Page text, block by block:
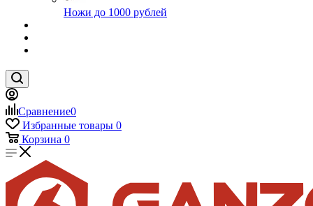
Ножи до 1000 рублей
Сравнение0
Избранные товары 0
Корзина 0